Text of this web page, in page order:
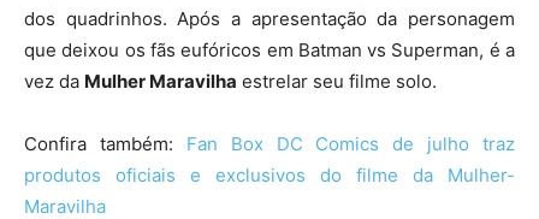
dos quadrinhos. Após a apresentação da personagem
que deixou os fãs eufóricos em Batman vs Superman, é a
vez da Mulher Maravilha estrelar seu filme solo.
Confira também: Fan Box DC Comics de julho traz
produtos oficiais e exclusivos do filme da Mulher-
Maravilha